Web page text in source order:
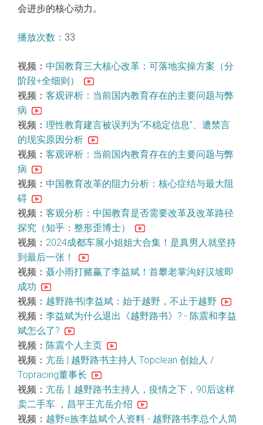
会进步的核心动力。
播放次数： 33
视频： 中国教育三大核心改革：可落地实操方案（分
阶段+全细则）
视频： 客观评析：当前国内教育存在的主要问题与弊
病
视频： 理性教育建言被误判为“不稳定信息”、遭禁言
的现实原因分析
视频： 客观评析：当前国内教育存在的主要问题与弊
病
视频： 中国教育改革的阻力分析：核心症结与最大阻
碍
视频： 客观分析：中国教育是否需要改革及改革路径
探究（知乎：整形歪博士）
视频： 2024成都车展小姐姐大合集！是真男人就坚持
到最后一张！
视频： 聂小雨打赌赢了李益斌！首攀老掌沟好汉坡即
成功
视频： 越野路书|李益斌：始于越野，不止于越野
视频： 李益斌为什么退出《越野路书》? - 陈震和李益
斌怎么了?
视频： 陈震个人主页
视频： 亢岳 | 越野路书主持人 Topclean 创始人 /
Topracing董事长
视频： 亢岳丨越野路书主持人，疫情之下，90后这样
卖二手车 ，昌平王亢岳介绍
视频： 越野e族李益斌个人资料 - 越野路书李总个人简